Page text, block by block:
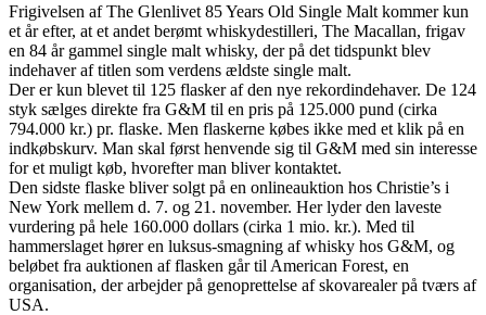
Frigivelsen af The Glenlivet 85 Years Old Single Malt kommer kun
et år efter, at et andet berømt whiskydestilleri, The Macallan, frigav
en 84 år gammel single malt whisky, der på det tidspunkt blev
indehaver af titlen som verdens ældste single malt.
Der er kun blevet til 125 flasker af den nye rekordindehaver. De 124
styk sælges direkte fra G&M til en pris på 125.000 pund (cirka
794.000 kr.) pr. flaske. Men flaskerne købes ikke med et klik på en
indkøbskurv. Man skal først henvende sig til G&M med sin interesse
for et muligt køb, hvorefter man bliver kontaktet.
Den sidste flaske bliver solgt på en onlineauktion hos Christie’s i
New York mellem d. 7. og 21. november. Her lyder den laveste
vurdering på hele 160.000 dollars (cirka 1 mio. kr.). Med til
hammerslaget hører en luksus-smagning af whisky hos G&M, og
beløbet fra auktionen af flasken går til American Forest, en
organisation, der arbejder på genoprettelse af skovarealer på tværs af
USA.